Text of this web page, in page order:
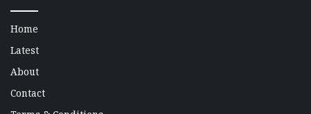
Home
Latest
About
Contact